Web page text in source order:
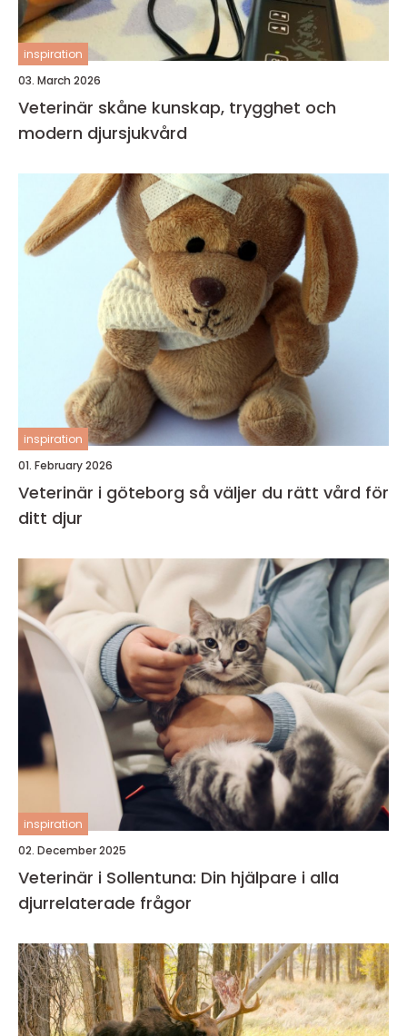
inspiration
03. March 2026
Veterinär skåne kunskap, trygghet och
modern djursjukvård
inspiration
01. February 2026
Veterinär i göteborg så väljer du rätt vård för
ditt djur
inspiration
02. December 2025
Veterinär i Sollentuna: Din hjälpare i alla
djurrelaterade frågor